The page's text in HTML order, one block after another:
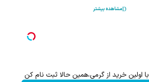
مشاهده بیشتر